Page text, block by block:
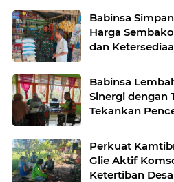
Babinsa
Harga
dan
Babinsa
Sinergi dengan
Tekankan
Perkuat
Glie Aktif
Ketertiban Desa